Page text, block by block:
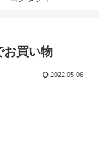
お買い物
2022.05.06